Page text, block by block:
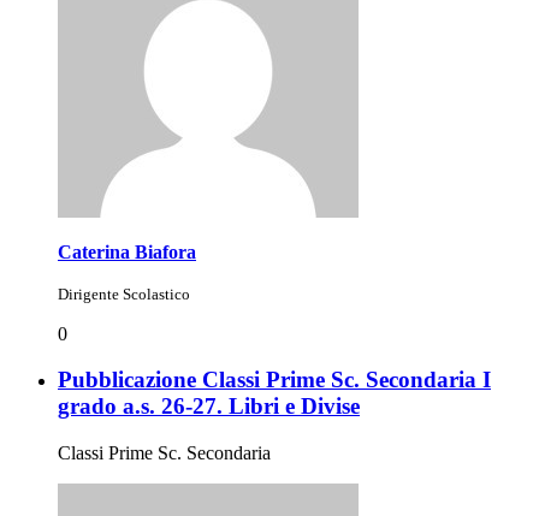
Caterina Biafora
Dirigente Scolastico
0
Pubblicazione Classi Prime Sc. Secondaria I
grado a.s. 26-27. Libri e Divise
Classi Prime Sc. Secondaria